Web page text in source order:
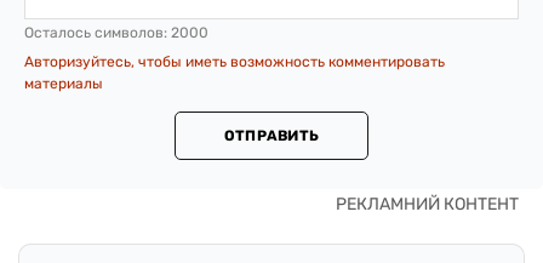
Осталось символов: 2000
Авторизуйтесь, чтобы иметь возможность комментировать
материалы
ОТПРАВИТЬ